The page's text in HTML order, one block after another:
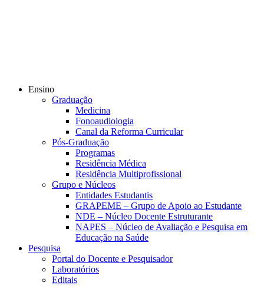
Ensino
Graduação
Medicina
Fonoaudiologia
Canal da Reforma Curricular
Pós-Graduação
Programas
Residência Médica
Residência Multiprofissional
Grupo e Núcleos
Entidades Estudantis
GRAPEME – Grupo de Apoio ao Estudante
NDE – Núcleo Docente Estruturante
NAPES – Núcleo de Avaliação e Pesquisa em
Educação na Saúde
Pesquisa
Portal do Docente e Pesquisador
Laboratórios
Editais